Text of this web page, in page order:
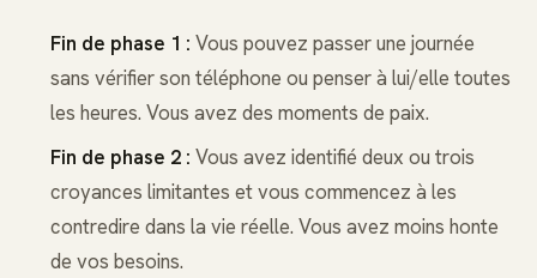
Fin de phase 1 : Vous pouvez passer une journée
sans vérifier son téléphone ou penser à lui/elle toutes
les heures. Vous avez des moments de paix.
Fin de phase 2 : Vous avez identifié deux ou trois
croyances limitantes et vous commencez à les
contredire dans la vie réelle. Vous avez moins honte
de vos besoins.